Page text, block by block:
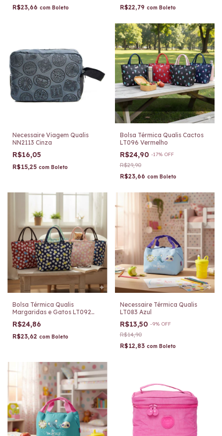
R$23,66 com Boleto R$22,79 com Boleto
Necessaire Viagem Qualis
NN2113 Cinza
R$16,05
R$15,25 com Boleto
Bolsa Térmica Qualis Cactos
LT096 Vermelho
R$24,90 -17% OFF
R$29,90
R$23,66 com Boleto
Bolsa Térmica Qualis
Margaridas e Gatos LT092
R$24,86
R$23,62 com Boleto
Necessaire Térmica Qualis
LT083 Azul
R$13,50 -9% OFF
R$14,90
R$12,83 com Boleto